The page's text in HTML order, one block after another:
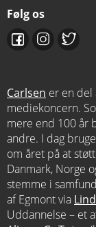
Følg os
Carlsen er en del
mediekoncern.
mere end 100 år
andre. I dag
om året på at
Danmark, Norge
stemme i
af Egmont via
Uddannelse – et